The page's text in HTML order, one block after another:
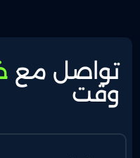
تواصل مع
وقت